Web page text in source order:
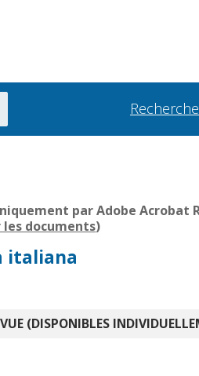
par Adobe Acrobat
documents)
italiana
(DISPONIBLES